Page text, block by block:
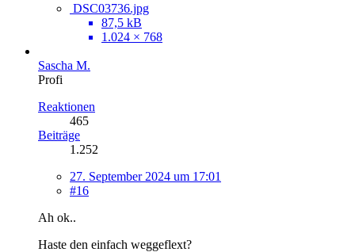
DSC03736.jpg
87,5 kB
1.024 × 768
Sascha M.
Profi
Reaktionen
465
Beiträge
1.252
27. September 2024 um 17:01
#16
Ah ok..
Haste den einfach weggeflext?